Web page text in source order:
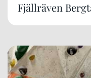
Fjällräven